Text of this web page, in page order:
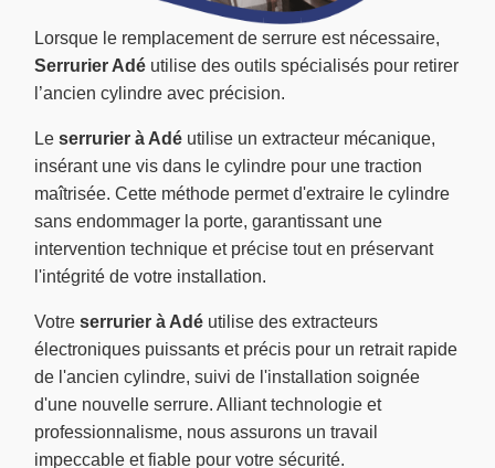
Lorsque le remplacement de serrure est nécessaire,
Serrurier Adé utilise des outils spécialisés pour retirer
l’ancien cylindre avec précision.
Le serrurier à Adé utilise un extracteur mécanique,
insérant une vis dans le cylindre pour une traction
maîtrisée. Cette méthode permet d'extraire le cylindre
sans endommager la porte, garantissant une
intervention technique et précise tout en préservant
l'intégrité de votre installation.
Votre serrurier à Adé utilise des extracteurs
électroniques puissants et précis pour un retrait rapide
de l'ancien cylindre, suivi de l'installation soignée
d'une nouvelle serrure. Alliant technologie et
professionnalisme, nous assurons un travail
impeccable et fiable pour votre sécurité.